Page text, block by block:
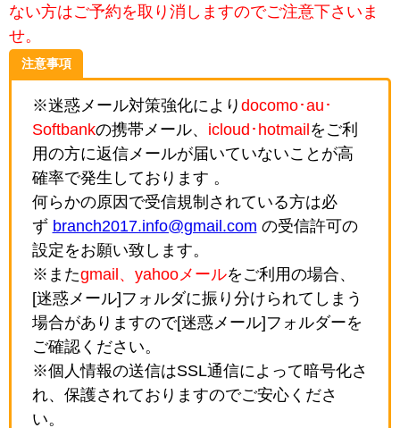
ない方はご予約を取り消しますのでご注意下さいま
せ。
注意事項
※迷惑メール対策強化により docomo･au･
Softbankの携帯メール、 icloud･hotmail をご利
用の方に返信メールが届いていないことが高
確率で発生しております 。
何らかの原因で受信規制されている方は必
ず branch2017.info@gmail.com の受信許可の
設定をお願い致します。
※またgmail、yahooメールをご利用の場合、
[迷惑メール]フォルダに振り分けられてしまう
場合がありますので[迷惑メール]フォルダーを
ご確認ください。
※個人情報の送信はSSL通信によって暗号化さ
れ、保護されておりますのでご安心くださ
い。